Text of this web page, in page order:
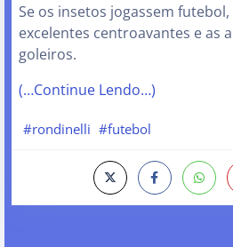
Se os insetos jogassem
excelentes centroavantes e as
goleiros.
(…Continue Lendo…)
#rondinelli #futebol